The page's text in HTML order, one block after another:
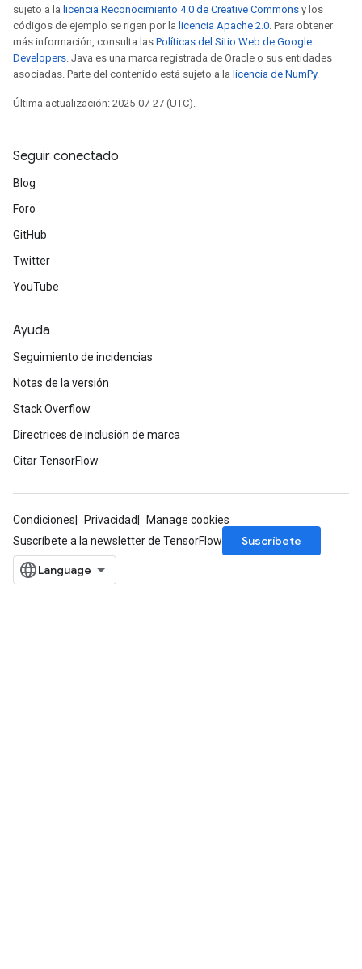
sujeto a la licencia Reconocimiento 4.0 de Creative Commons y los
códigos de ejemplo se rigen por la licencia Apache 2.0. Para obtener
más información, consulta las Políticas del Sitio Web de Google
Developers. Java es una marca registrada de Oracle o sus entidades
asociadas. Parte del contenido está sujeto a la licencia de NumPy.
Última actualización: 2025-07-27 (UTC).
Seguir conectado
Blog
Foro
GitHub
Twitter
YouTube
Ayuda
Seguimiento de incidencias
Notas de la versión
Stack Overflow
Directrices de inclusión de marca
Citar TensorFlow
Condiciones Privacidad
Manage cookies
Suscríbete a la newsletter de TensorFlow
Suscríbete